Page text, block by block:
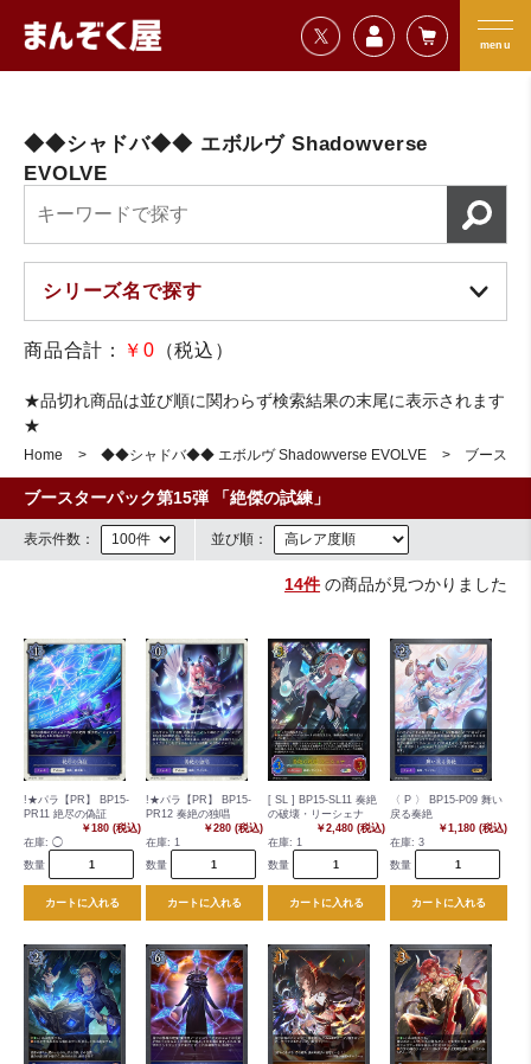
=================================
menu
まんぞく屋 格安TCG通販
◆◆シャドバ◆◆ エボルヴ Shadowverse
EVOLVE
商品合計： ￥0 （税込）
★品切れ商品は並び順に関わらず検索結果の末尾に表示されます
★
Home ◆◆シャドバ◆◆ エボルヴ Shadowverse EVOLVE ブースタ
ブースターパック第15弾 「絶傑の試練」
表示件数： 並び順：
14件の商品が見つかりました
!★パラ【PR】 BP15-
PR11 絶尽の偽証
￥180 (税込)
在庫: ◯
数量
カートに入れる
!★パラ【PR】 BP15-
PR12 奏絶の独唱
￥280 (税込)
在庫: 1
数量
カートに入れる
[ SL ] BP15-SL11 奏絶
の破壊・リーシェナ
￥2,480 (税込)
在庫: 1
数量
カートに入れる
〈 P 〉 BP15-P09 舞い
戻る奏絶
￥1,180 (税込)
在庫: 3
数量
カートに入れる